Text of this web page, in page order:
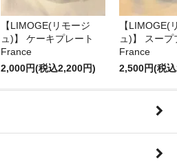
【LIMOGE(リモージ
ュ)】 ケーキプレート
France
2,000円(税込2,200円)
【LIMOGE(
ュ)】 スー
France
2,500円(税